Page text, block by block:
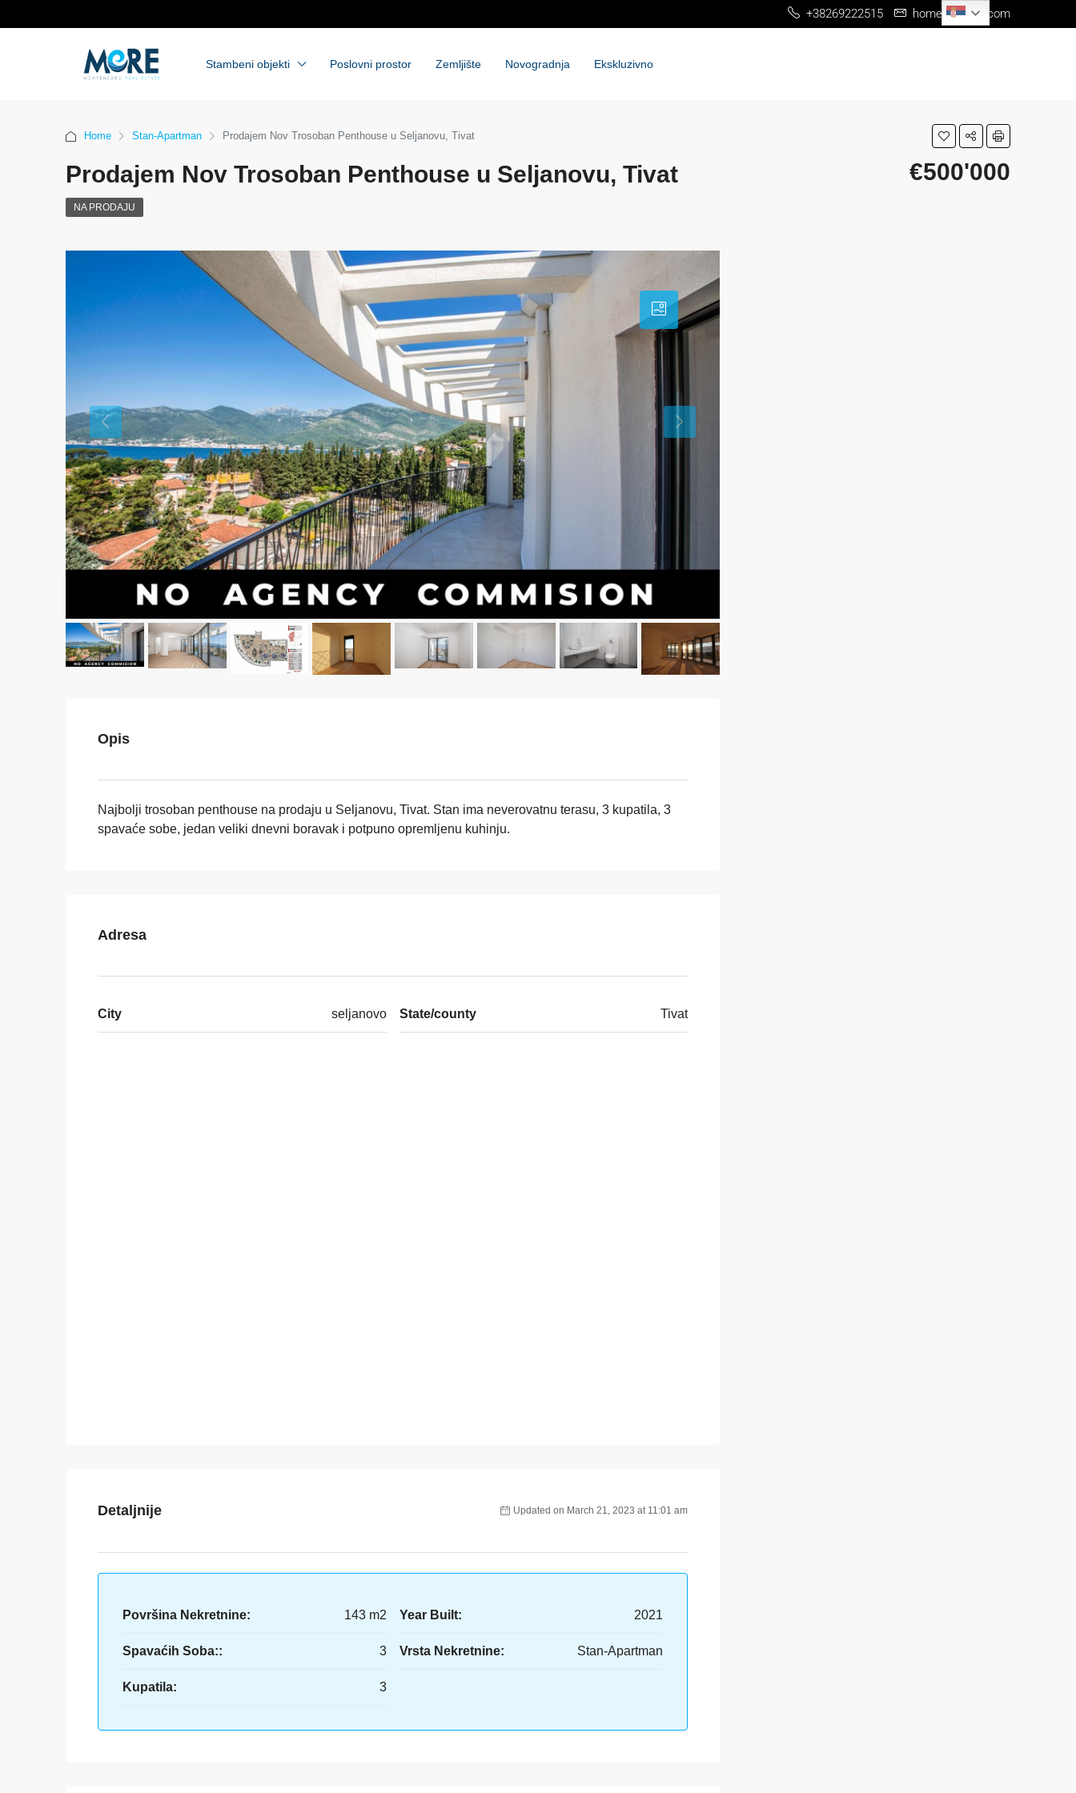
+38269222515 home@me-re.com
Stambeni objekti Poslovni prostor Zemljište Novogradnja Ekskluzivno
Home Stan-Apartman Prodajem Nov Trosoban Penthouse u Seljanovu, Tivat
Prodajem Nov Trosoban Penthouse u Seljanovu, Tivat €500'000
NA PRODAJU
Opis
Najbolji trosoban penthouse na prodaju u Seljanovu, Tivat. Stan ima neverovatnu terasu, 3 kupatila, 3
spavaće sobe, jedan veliki dnevni boravak i potpuno opremljenu kuhinju.
Adresa
City seljanovo State/county Tivat
Detaljnije Updated on March 21, 2023 at 11:01 am
Površina Nekretnine: 143 m2
Spavaćih Soba:: 3
Kupatila: 3
Year Built: 2021
Vrsta Nekretnine: Stan-Apartman
Serbian